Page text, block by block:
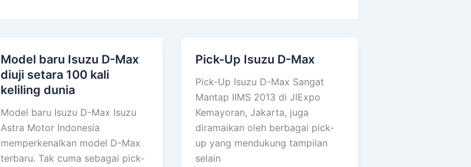
Model baru Isuzu D-Max
diuji setara 100 kali
keliling dunia
Model baru Isuzu D-Max Isuzu
Astra Motor Indonesia
memperkenalkan model D-Max
terbaru. Tak cuma sebagai pick-
Model
baru
Isuzu
setara
Pick-Up Isuzu D-Max
Pick-Up Isuzu D-Max Sangat
Mantap IIMS 2013 di JIExpo
Kemayoran, Jakarta, juga
diramaikan oleh berbagai pick-
up yang mendukung tampilan
selain
Pick-